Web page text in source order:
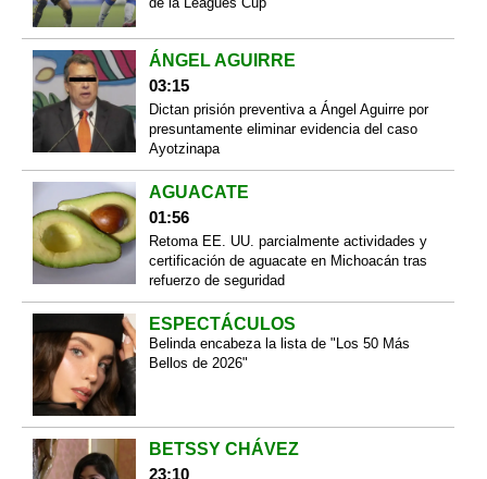
ÁNGEL AGUIRRE
03:15
Dictan prisión preventiva a Ángel Aguirre por
presuntamente eliminar evidencia del caso
Ayotzinapa
AGUACATE
01:56
Retoma EE. UU. parcialmente actividades y
certificación de aguacate en Michoacán tras
refuerzo de seguridad
ESPECTÁCULOS
Belinda encabeza la lista de "Los 50 Más
Bellos de 2026"
BETSSY CHÁVEZ
23:10